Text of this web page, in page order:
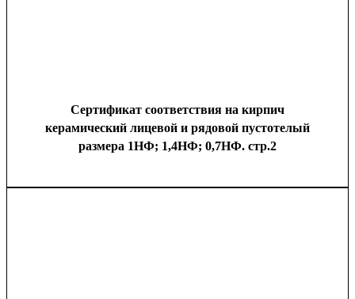
Сертификат соответствия на кирпич
керамический лицевой и рядовой пустотелый
размера 1НФ; 1,4НФ; 0,7НФ. стр.2